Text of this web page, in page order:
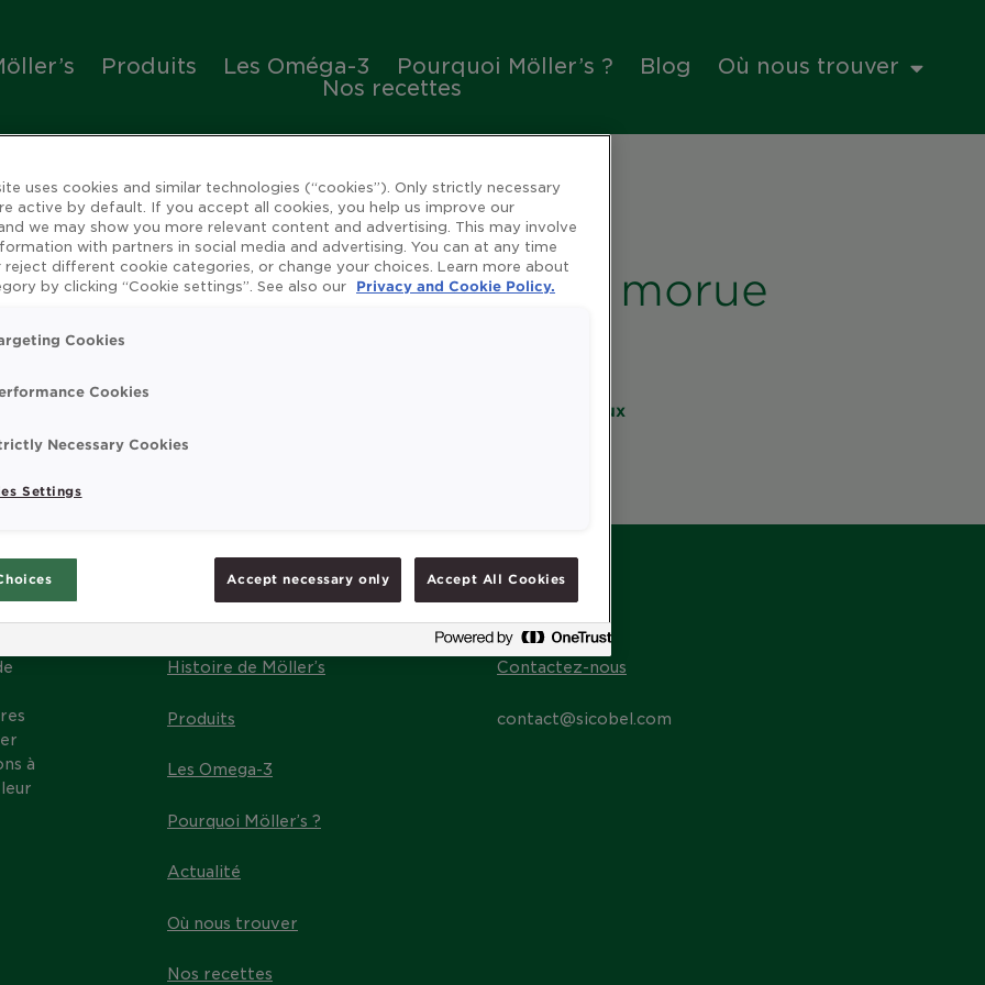
Produits Les Oméga-3 Pourquoi Möller’s ? Blog
Où nous trouver
Nos recettes
de l'huile de foie de morue
Vitamines et minéraux
à
MENU
Histoire de Möller’s
Produits
Les Omega-3
Pourquoi Möller’s ?
Actualité
Où nous trouver
Nos recettes
CONTACT
Contactez-nous
contact@sicobel.com
uses cookies and similar technologies (“cookies”). Only strictly necessary
active by default. If you accept all cookies, you help us improve our
we may show you more relevant content and advertising. This may involve
with partners in social media and advertising. You can at any time
reject different cookie categories, or change your choices. Learn more about
by clicking “Cookie settings”. See also our
Privacy and Cookie Policy.
Cookies
Cookies
Necessary Cookies
Settings
Accept necessary only Accept All Cookies